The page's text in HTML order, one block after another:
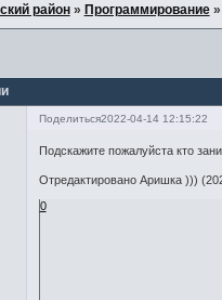
район » Программирование »
Поделиться2022-04-14 12:15:22
Подскажите пожалуйста кто
Отредактировано Аришка )))
0